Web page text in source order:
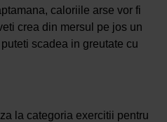
caloriile arse vor fi
crea din mersul pe jos un
scadea in greutate cu
la categoria exercitii pentru